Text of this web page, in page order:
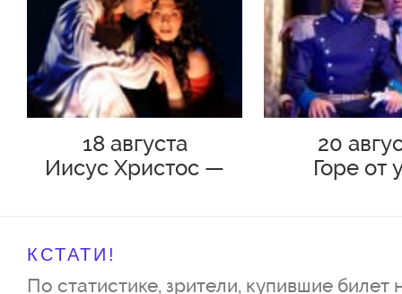
18 августа
Иисус Христос —
20
Горе от
КСТАТИ!
По статистике, зрители, купившие билет